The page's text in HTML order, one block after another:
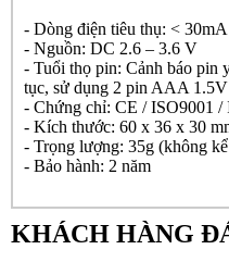
- Dòng điện tiêu thụ: < 30mA
- Nguồn: DC 2.6 – 3.6 V
- Tuổi thọ pin: Cảnh báo pin
tục, sử dụng 2 pin AAA 1.5V
- Chứng chỉ: CE / ISO9001 /
- Kích thước: 60 x 36 x 30
- Trọng lượng: 35g (không
- Bảo hành: 2 năm
KHÁCH HÀNG